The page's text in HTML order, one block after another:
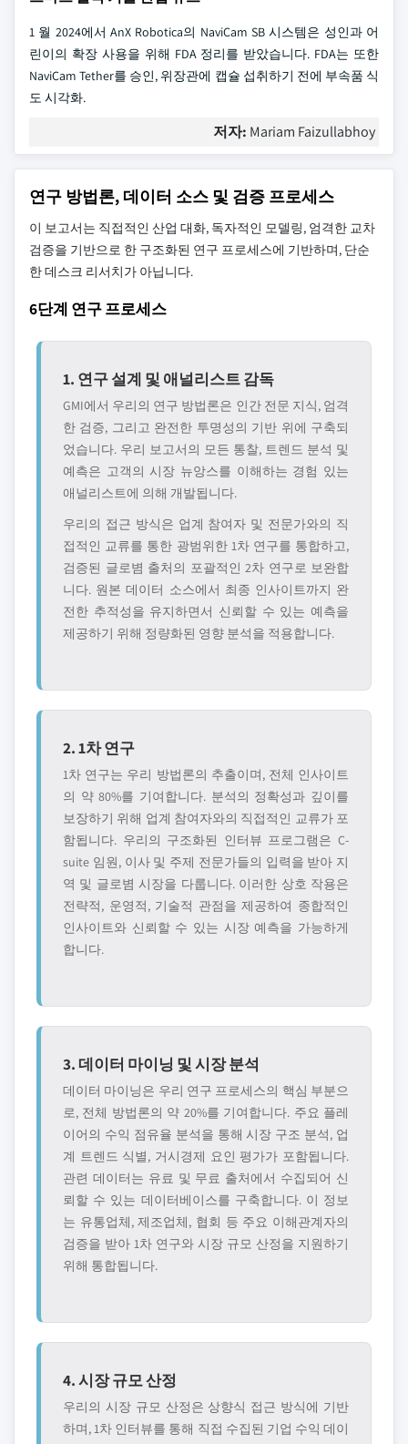
1 월 2024에서 AnX Robotica의 NaviCam SB 시스템은 성인과 어
린이의 확장 사용을 위해 FDA 정리를 받았습니다. FDA는 또한
NaviCam Tether를 승인, 위장관에 캡슐 섭취하기 전에 부속품 식
도 시각화.
저자: Mariam Faizullabhoy
연구 방법론, 데이터 소스 및 검증 프로세스
이 보고서는 직접적인 산업 대화, 독자적인 모델링, 엄격한 교차
검증을 기반으로 한 구조화된 연구 프로세스에 기반하며, 단순
한 데스크 리서치가 아닙니다.
6단계 연구 프로세스
1. 연구 설계 및 애널리스트 감독
GMI에서 우리의 연구 방법론은 인간 전문 지식, 엄격
한 검증, 그리고 완전한 투명성의 기반 위에 구축되
었습니다. 우리 보고서의 모든 통찰, 트렌드 분석 및
예측은 고객의 시장 뉴앙스를 이해하는 경험 있는
애널리스트에 의해 개발됩니다.
우리의 접근 방식은 업계 참여자 및 전문가와의 직
접적인 교류를 통한 광범위한 1차 연구를 통합하고,
검증된 글로볌 출처의 포괄적인 2차 연구로 보완합
니다. 원본 데이터 소스에서 최종 인사이트까지 완
전한 추적성을 유지하면서 신뢰할 수 있는 예측을
제공하기 위해 정량화된 영향 분석을 적용합니다.
2. 1차 연구
1차 연구는 우리 방법론의 추출이며, 전체 인사이트
의 약 80%를 기여합니다. 분석의 정확성과 깊이를
보장하기 위해 업계 참여자와의 직접적인 교류가 포
함됩니다. 우리의 구조화된 인터뷰 프로그램은 C-
suite 임원, 이사 및 주제 전문가들의 입력을 받아 지
역 및 글로볌 시장을 다룹니다. 이러한 상호 작용은
전략적, 운영적, 기술적 관점을 제공하여 종합적인
인사이트와 신뢰할 수 있는 시장 예측을 가능하게
합니다.
3. 데이터 마이닝 및 시장 분석
데이터 마이닝은 우리 연구 프로세스의 핵심 부분으
로, 전체 방법론의 약 20%를 기여합니다. 주요 플레
이어의 수익 점유율 분석을 통해 시장 구조 분석, 업
계 트렌드 식별, 거시경제 요인 평가가 포함됩니다.
관련 데이터는 유료 및 무료 출처에서 수집되어 신
뢰할 수 있는 데이터베이스를 구축합니다. 이 정보
는 유통업체, 제조업체, 협회 등 주요 이해관계자의
검증을 받아 1차 연구와 시장 규모 산정을 지원하기
위해 통합됩니다.
4. 시장 규모 산정
우리의 시장 규모 산정은 상향식 접근 방식에 기반
하며, 1차 인터뷰를 통해 직접 수집된 기업 수익 데이